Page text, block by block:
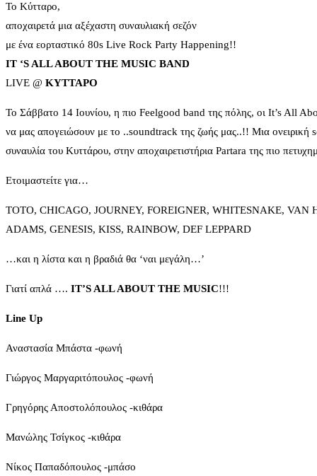
Το Κύτταρο,
αποχαιρετά μια αξέχαστη συναυλιακή σεζόν
με ένα εορταστικό 80s Live Rock Party Happening!!
IT ‘S ALL ABOUT THE MUSIC BAND
LIVE @ ΚΥΤΤΑΡΟ
Το Σάββατο 14 Ιουνίου, η πιο Feelgood band της πόλης, οι It’s All
να μας απογειώσουν με το ..soundtrack της ζωής μας..!! Μια ονειρική
συναυλία του Κυττάρου, στην αποχαιρετιστήρια Partara της πιο
Ετοιμαστείτε για…
TOTO, CHICAGO, JOURNEY, FOREIGNER, WHITESNAKE, VAN
ADAMS, GENESIS, KISS, RAINBOW, DEF LEPPARD
…και η λίστα και η βραδιά θα ‘ναι μεγάλη…’
Γιατί απλά …. IT’S ALL ABOUT THE MUSIC!!!
Line Up
Αναστασία Μπάστα -φωνή
Γιώργος Μαργαριτόπουλος -φωνή
Γρηγόρης Αποστολόπουλος -κιθάρα
Μανώλης Τσίγκος -κιθάρα
Νίκος Παπαδόπουλος -μπάσο